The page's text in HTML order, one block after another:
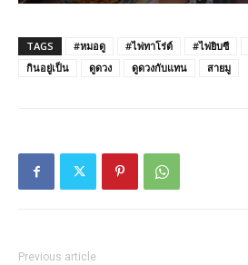
TAGS #หมอดู #ไพ่ทาโร่ต์ #ไพ่ยิบซี
กินอยู่เป็น
ดูดวง ดูดวงกับแทน สายมู
Previous article